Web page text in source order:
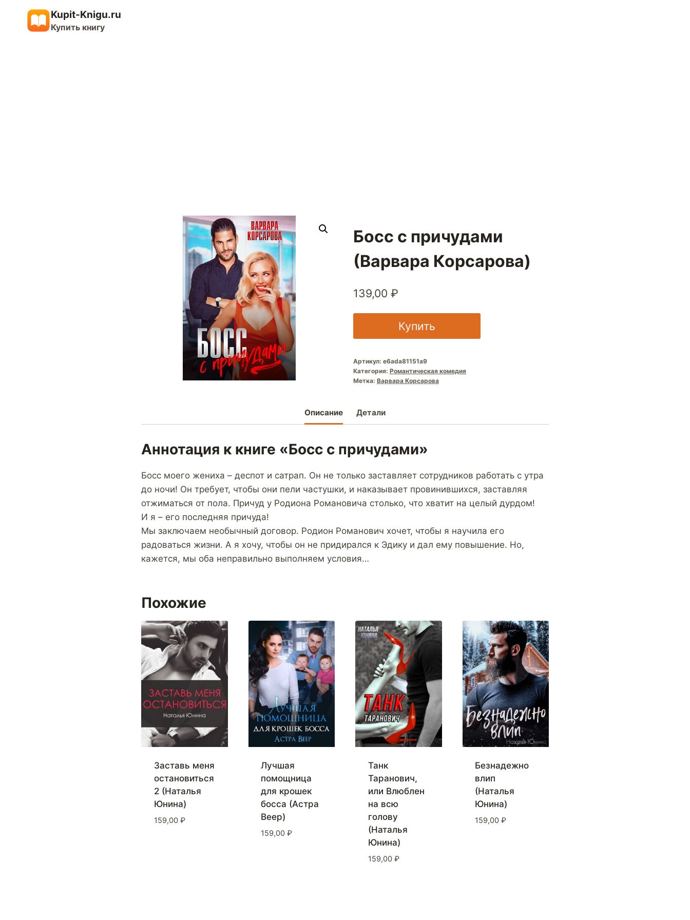
содержимому
Kupit-Knigu.ru
Купить книгу
Босс с причудами
(Варвара Корсарова)
139,00 ₽
Купить
Артикул: e6ada81151a9
Категория: Романтическая комедия
Метка: Варвара Корсарова
Описание Детали
Аннотация к книге «Босс с причудами»
Босс моего жениха – деспот и сатрап. Он не только заставляет сотрудников работать с утра
до ночи! Он требует, чтобы они пели частушки, и наказывает провинившихся, заставляя
отжиматься от пола. Причуд у Родиона Романовича столько, что хватит на целый дурдом!
И я – его последняя причуда!
Мы заключаем необычный договор. Родион Романович хочет, чтобы я научила его
радоваться жизни. А я хочу, чтобы он не придирался к Эдику и дал ему повышение. Но,
кажется, мы оба неправильно выполняем условия…
Похожие
Заставь меня
остановиться
2 (Наталья
Юнина)
159,00 ₽
Лучшая
помощница
для крошек
босса (Астра
Веер)
159,00 ₽
Танк
Таранович,
или Влюблен
на всю
голову
(Наталья
Юнина)
159,00 ₽
Безнадежно
влип
(Наталья
Юнина)
159,00 ₽